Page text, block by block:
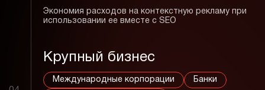
Экономия расходов на контекстную рекламу при
использовании ее вместе с SEO
Крупный бизнес
Международные корпорации Банки